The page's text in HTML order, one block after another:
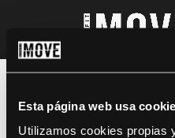
Esta página web usa
Utilizamos cookies propias
¡Para disfrutar de
así podrás
entrenamientos y